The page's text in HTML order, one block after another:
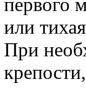
первого
или
При